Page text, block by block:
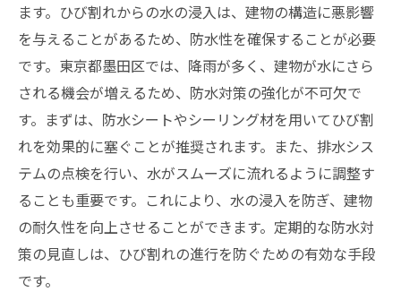
ます。ひび割れからの水の浸入は、建物の構造に悪影響
を与えることがあるため、防水性を確保することが必要
です。東京都墨田区では、降雨が多く、建物が水にさら
される機会が増えるため、防水対策の強化が不可欠で
す。まずは、防水シートやシーリング材を用いてひび割
れを効果的に塞ぐことが推奨されます。また、排水シス
テムの点検を行い、水がスムーズに流れるように調整す
ることも重要です。これにより、水の浸入を防ぎ、建物
の耐久性を向上させることができます。定期的な防水対
策の見直しは、ひび割れの進行を防ぐための有効な手段
です。